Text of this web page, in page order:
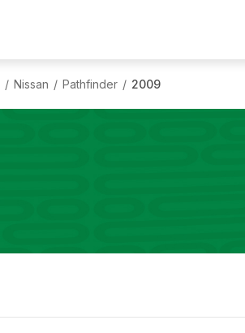
/ Nissan / Pathfinder / 2009